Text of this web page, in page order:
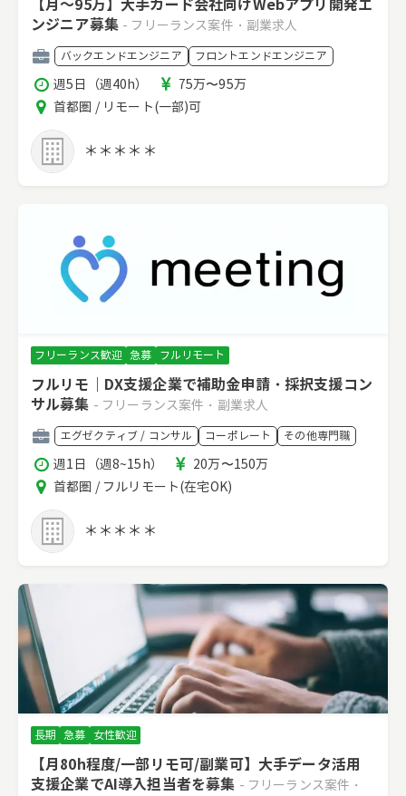
【月～95万】大手カード会社向けWebアプリ開発エ
ンジニア募集 - フリーランス案件・副業求人
職
種
バックエンドエンジニア フロントエンドエンジニア
稼
働
時
間
週5日（週40h）
報
酬
75万〜95万
エ
ア
首都圏 / リモート(一部)可
＊＊＊＊＊
フリーランス歓迎 急募 フルリモート
フルリモ｜DX支援企業で補助金申請・採択支援コン
サル募集 - フリーランス案件・副業求人
職
種
エグゼクティブ / コンサル コーポレート その他専門職
稼
働
時
間
週1日（週8~15h）
報
酬
20万〜150万
エ
ア
首都圏 / フルリモート(在宅OK)
＊＊＊＊＊
長期 急募 女性歓迎
【月80h程度/一部リモ可/副業可】大手データ活用
支援企業でAI導入担当者を募集 - フリーランス案件・